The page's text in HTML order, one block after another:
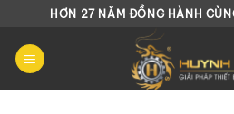
Chuyển
nội
dung
HƠN 27 NĂM ĐỒNG HÀNH